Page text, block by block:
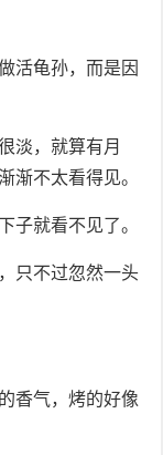
活龟孙，而是因
淡，就算有月
渐不太看得见。
子就看不见了。
只不过忽然一头
香气，烤的好像